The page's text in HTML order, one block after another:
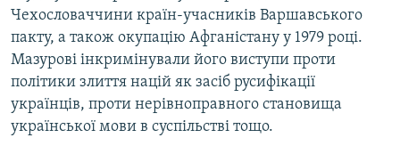
Чехословаччини країн-учасників Варшавського
пакту, а також окупацію Афганістану у 1979 році.
Мазурові інкримінували його виступи проти
політики злиття націй як засіб русифікації
українців, проти нерівноправного становища
української мови в суспільстві тощо.